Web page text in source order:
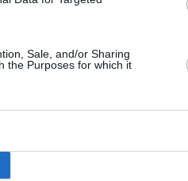
Sale, and/or Sharing
the Purposes for which it